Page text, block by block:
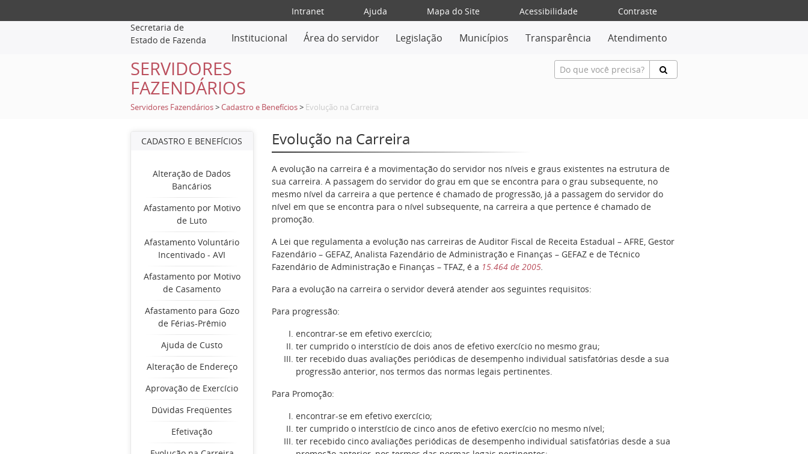
Intranet Ajuda Mapa do Site Acessibilidade
Contraste
Secretaria de
Estado de Fazenda
Institucional Área do servidor Legislação Municípios Transparência Atendimento
SERVIDORES
FAZENDÁRIOS
Servidores Fazendários >Cadastro e Benefícios > Evolução na Carreira
CADASTRO E BENEFÍCIOS
Alteração de Dados
Bancários
Afastamento por Motivo
de Luto
Afastamento Voluntário
Incentivado - AVI
Afastamento por Motivo
de Casamento
Afastamento para Gozo
de Férias-Prêmio
Ajuda de Custo
Alteração de Endereço
Aprovação de Exercício
Dúvidas Freqüentes
Efetivação
Evolução na Carreira
A evolução na carreira é a movimentação do servidor nos níveis e graus existentes na estrutura de
sua carreira. A passagem do servidor do grau em que se encontra para o grau subsequente, no
mesmo nível da carreira a que pertence é chamado de progressão, já a passagem do servidor do
nível em que se encontra para o nível subsequente, na carreira a que pertence é chamado de
promoção.
A Lei que regulamenta a evolução nas carreiras de Auditor Fiscal de Receita Estadual – AFRE, Gestor
Fazendário – GEFAZ, Analista Fazendário de Administração e Finanças – GEFAZ e de Técnico
Fazendário de Administração e Finanças – TFAZ, é a 15.464 de 2005.
Para a evolução na carreira o servidor deverá atender aos seguintes requisitos:
Para progressão:
encontrar-se em efetivo exercício;
ter cumprido o interstício de dois anos de efetivo exercício no mesmo grau;
ter recebido duas avaliações periódicas de desempenho individual satisfatórias desde a sua
progressão anterior, nos termos das normas legais pertinentes.
Para Promoção:
encontrar-se em efetivo exercício;
ter cumprido o interstício de cinco anos de efetivo exercício no mesmo nível;
ter recebido cinco avaliações periódicas de desempenho individual satisfatórias desde a sua